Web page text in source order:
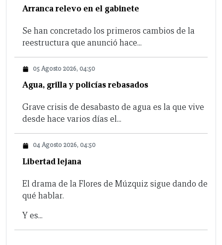
Arranca relevo en el gabinete
Se han concretado los primeros cambios de la
reestructura que anunció hace...
05 Agosto 2026, 04:50
Agua, grilla y policías rebasados
Grave crisis de desabasto de agua es la que vive
desde hace varios días el...
04 Agosto 2026, 04:50
Libertad lejana
El drama de la Flores de Múzquiz sigue dando de
qué hablar.
Y es...